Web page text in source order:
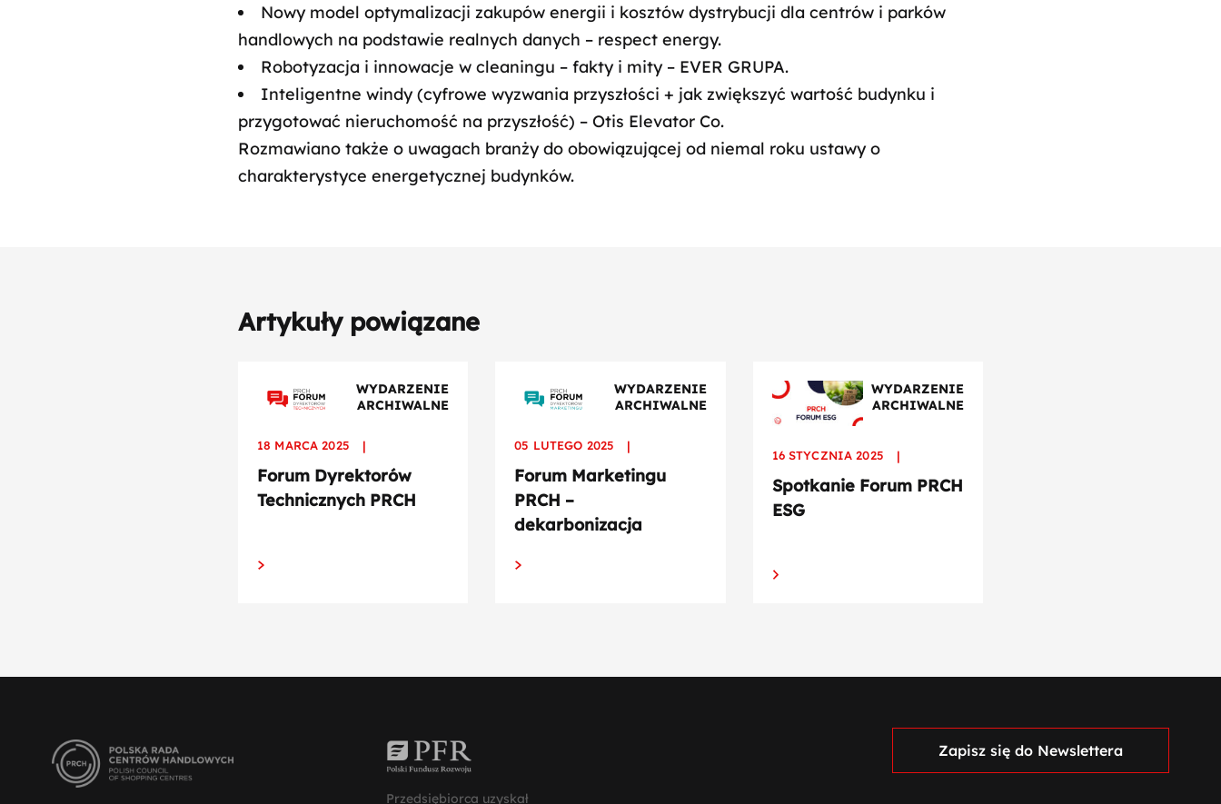
Nowy model optymalizacji zakupów energii i kosztów dystrybucji dla centrów i parków
handlowych na podstawie realnych danych – respect energy.
Robotyzacja i innowacje w cleaningu – fakty i mity – EVER GRUPA.
Inteligentne windy (cyfrowe wyzwania przyszłości + jak zwiększyć wartość budynku i
przygotować nieruchomość na przyszłość) – Otis Elevator Co.
Rozmawiano także o uwagach branży do obowiązującej od niemal roku ustawy o
charakterystyce energetycznej budynków.
Artykuły powiązane
WYDARZENIE
ARCHIWALNE
18 MARCA 2025 |
Forum Dyrektorów
Technicznych PRCH
WYDARZENIE
ARCHIWALNE
05 LUTEGO 2025 |
Forum Marketingu
PRCH –
dekarbonizacja
WYDARZENIE
ARCHIWALNE
16 STYCZNIA 2025 |
Spotkanie Forum PRCH
ESG
Przedsiębiorca uzyskał
Zapisz się do Newslettera